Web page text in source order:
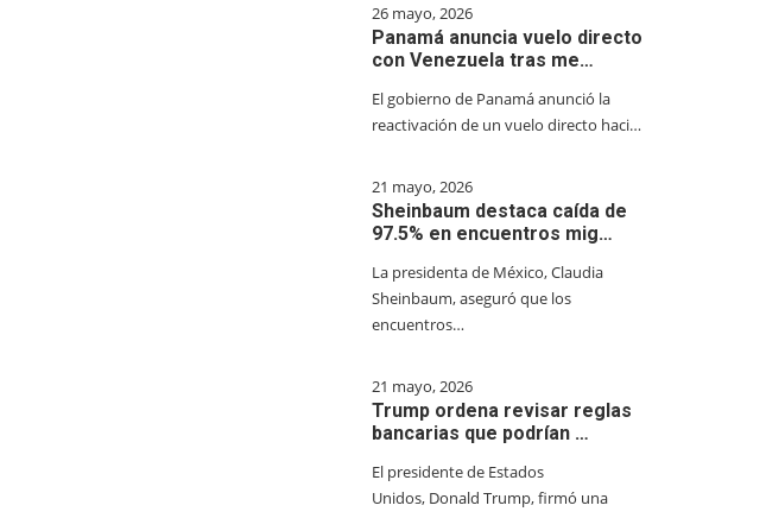
26 mayo, 2026
Panamá anuncia vuelo directo
con Venezuela tras me…
El gobierno de Panamá anunció la
reactivación de un vuelo directo haci…
21 mayo, 2026
Sheinbaum destaca caída de
97.5% en encuentros mig…
La presidenta de México, Claudia
Sheinbaum, aseguró que los
encuentros…
21 mayo, 2026
Trump ordena revisar reglas
bancarias que podrían …
El presidente de Estados
Unidos, Donald Trump, firmó una